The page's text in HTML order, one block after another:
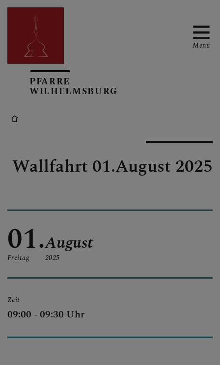
TERMINKALENDER
PFARRTEAM
PFARRKIRCHE
PFARRE
PFARRE
WILHELMSBURG
Menü
Wallfahrt 01.August 2025
01.
Freitag
August
2025
Zeit
09:00 - 09:30 Uhr